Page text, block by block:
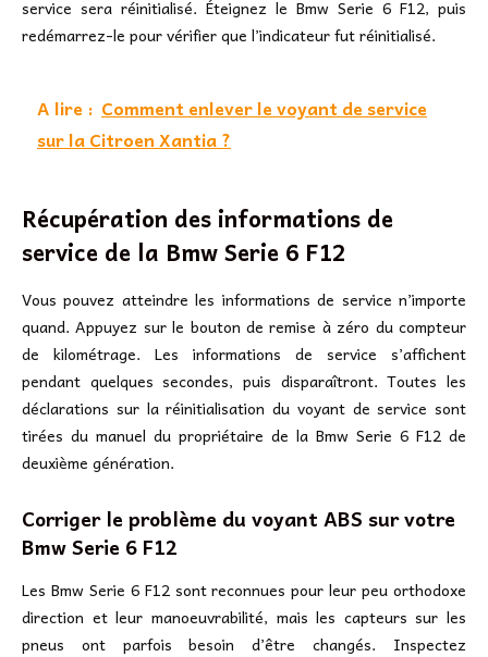
service sera réinitialisé. Éteignez le Bmw Serie 6 F12, puis
redémarrez-le pour vérifier que l’indicateur fut réinitialisé.
A lire : Comment enlever le voyant de service
sur la Citroen Xantia ?
Récupération des informations de
service de la Bmw Serie 6 F12
Vous pouvez atteindre les informations de service n’importe
quand. Appuyez sur le bouton de remise à zéro du compteur
de kilométrage. Les informations de service s’affichent
pendant quelques secondes, puis disparaîtront. Toutes les
déclarations sur la réinitialisation du voyant de service sont
tirées du manuel du propriétaire de la Bmw Serie 6 F12 de
deuxième génération.
Corriger le problème du voyant ABS sur votre
Bmw Serie 6 F12
Les Bmw Serie 6 F12 sont reconnues pour leur peu orthodoxe
direction et leur manoeuvrabilité, mais les capteurs sur les
pneus ont parfois besoin d’être changés. Inspectez